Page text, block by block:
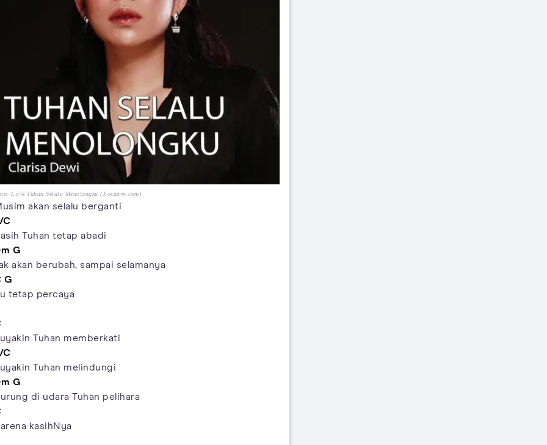
Lirik Tuhan Selalu Menolongku (Jiosaavn.com)
akan selalu berganti
C
Tuhan tetap abadi
G
akan berubah, sampai selamanya
G
tetap percaya
Tuhan memberkati
C
Tuhan melindungi
G
di udara Tuhan pelihara
kasihNya